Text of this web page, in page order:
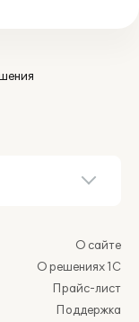
О сайте
О решениях 1С
Прайс-лист
Поддержка